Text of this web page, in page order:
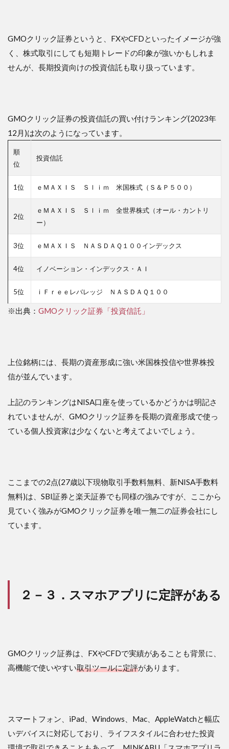
GMOクリック証券というと、FXやCFDといったイメージが強
く、株式取引にしても短期トレードの印象が強いかもしれま
せんが、長期投資向けの投資信託も取り扱っています。
GMOクリック証券の投資信託の買い付けランキング(2023年
12月)は次のようになっています。
順
位
投資信託
1位 ｅＭＡＸＩＳ Ｓｌｉｍ 米国株式（Ｓ＆Ｐ５００）
2位
ｅＭＡＸＩＳ Ｓｌｉｍ 全世界株式（オール・カントリ
ー）
3位 ｅＭＡＸＩＳ ＮＡＳＤＡＱ１００インデックス
4位 イノベーション・インデックス・ＡＩ
5位 ｉＦｒｅｅレバレッジ ＮＡＳＤＡＱ１００
※出典： GMOクリック証券「投資信託」
上位銘柄には、長期の資産形成に強い米国株投信や世界株投
信が並んでいます。
上記のランキングはNISA口座を使っているかどうかは明記さ
れていませんが、GMOクリック証券を長期の資産形成で使っ
ている個人投資家は少なくないと考えてよいでしょう。
ここまでの2点(27歳以下現物取引手数料無料、新NISA手数料
無料)は、SBI証券と楽天証券でも同様の強みですが、ここから
見ていく強みがGMOクリック証券を唯一無二の証券会社にし
ています。
２－３．スマホアプリに定評がある
GMOクリック証券は、FXやCFDで実績があることも背景に、
高機能で使いやすい取引ツールに定評があります。
スマートフォン、iPad、Windows、Mac、AppleWatchと幅広
いデバイスに対応しており、ライフスタイルに合わせた投資